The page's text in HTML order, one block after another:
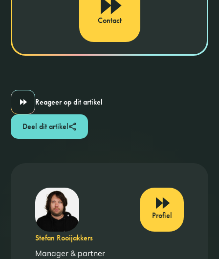
Contact
Reageer op dit artikel
Deel dit artikel
Stefan Rooijakkers
Manager & partner
Profiel